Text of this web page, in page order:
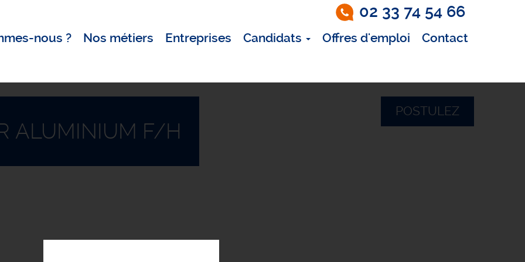
02 33 74 54 66
nous ? Nos métiers Entreprises Candidats Offres d'emploi Contact
POSTULEZ
ALUMINIUM F/H